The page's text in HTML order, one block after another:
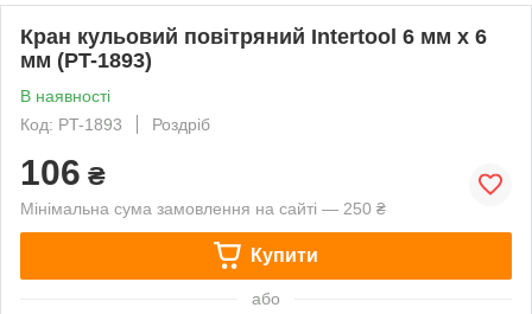
Кран кульовий повітряний Intertool 6 мм x 6
мм (PT-1893)
В наявності
Код: PT-1893
Роздріб
106 ₴
Мінімальна сума замовлення на сайті — 250 ₴
Купити
або